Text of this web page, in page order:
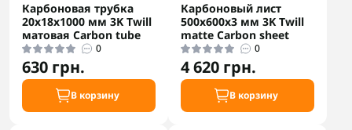
Карбоновая трубка
20x18x1000 мм 3K Twill
матовая Carbon tube
0
630 грн.
В корзину
Карбоновый лист
500х600x3 мм 3K Twill
matte Carbon sheet
0
4 620 грн.
В корзину